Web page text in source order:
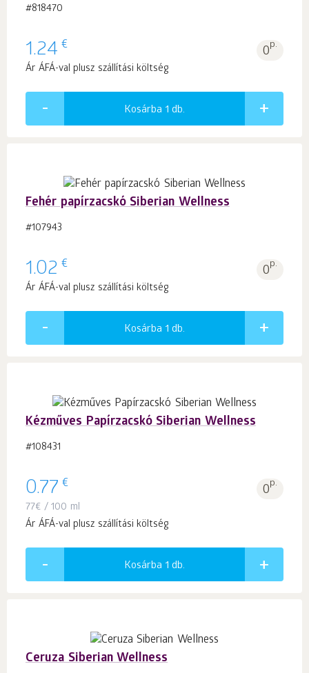
#818470
1.24 € 0p.
Ár ÁFÁ-val plusz szállítási költség
Kosárba 1 db.
Fehér papírzacskó Siberian Wellness
#107943
1.02 € 0p.
Ár ÁFÁ-val plusz szállítási költség
Kosárba 1 db.
Kézműves Papírzacskó Siberian Wellness
#108431
0.77 € 0p.
77€ / 100 ml
Ár ÁFÁ-val plusz szállítási költség
Kosárba 1 db.
Ceruza Siberian Wellness